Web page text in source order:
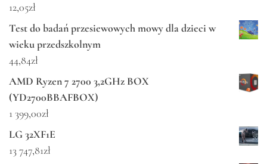
12,05zł
Test do badań przesiewowych mowy dla dzieci w
wieku przedszkolnym
44,84zł
AMD Ryzen 7 2700 3,2GHz BOX
(YD2700BBAFBOX)
1 399,00zł
LG 32XF1E
13 747,81zł